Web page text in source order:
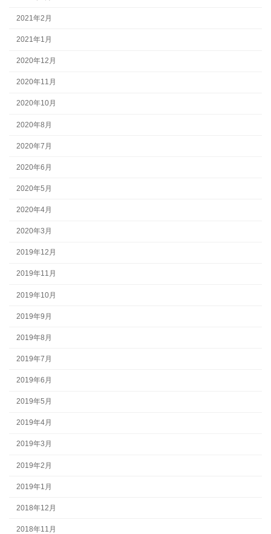
2021年2月
2021年1月
2020年12月
2020年11月
2020年10月
2020年8月
2020年7月
2020年6月
2020年5月
2020年4月
2020年3月
2019年12月
2019年11月
2019年10月
2019年9月
2019年8月
2019年7月
2019年6月
2019年5月
2019年4月
2019年3月
2019年2月
2019年1月
2018年12月
2018年11月